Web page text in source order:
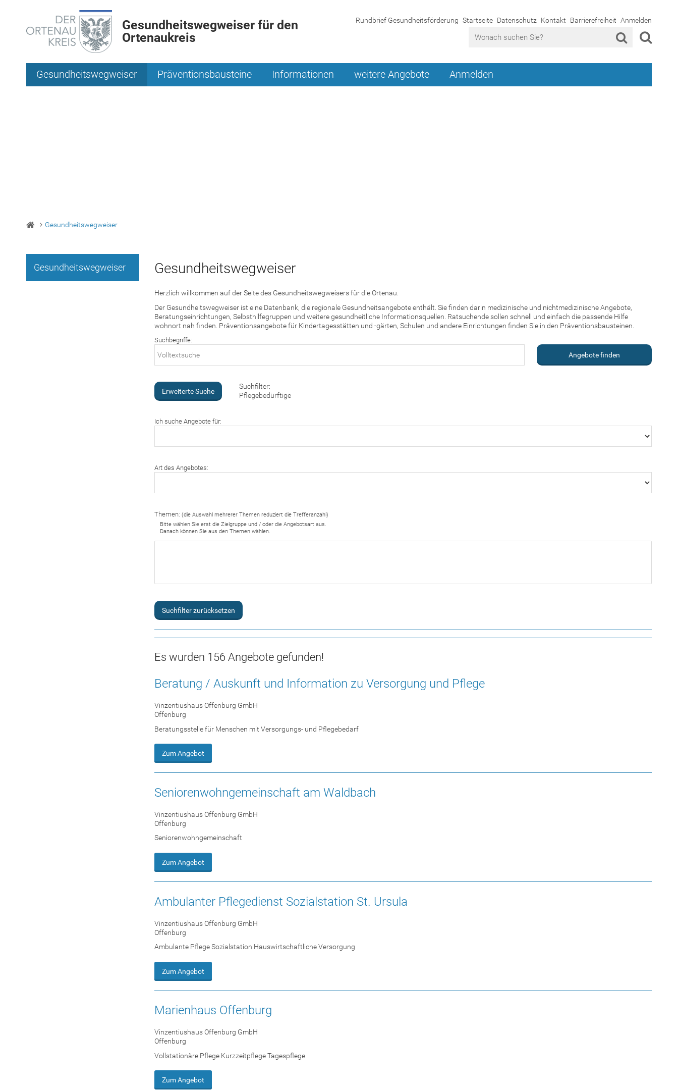
Gesundheitswegweiser für den
Ortenaukreis
Rundbrief Gesundheitsförderung Startseite Datenschutz Kontakt Barrierefreiheit Anmelden
Gesundheitswegweiser Präventionsbausteine Informationen weitere Angebote Anmelden
Gesundheitswegweiser
Gesundheitswegweiser Gesundheitswegweiser
Herzlich willkommen auf der Seite des Gesundheitswegweisers für die Ortenau.
Der Gesundheitswegweiser ist eine Datenbank, die regionale Gesundheitsangebote enthält. Sie finden darin medizinische und nichtmedizinische Angebote,
Beratungseinrichtungen, Selbsthilfegruppen und weitere gesundheitliche Informationsquellen. Ratsuchende sollen schnell und einfach die passende Hilfe
wohnort nah finden. Präventionsangebote für Kindertagesstätten und -gärten, Schulen und andere Einrichtungen finden Sie in den Präventionsbausteinen.
Suchbegriffe:
Erweiterte Suche
Suchfilter:
Pflegebedürftige
Ich suche Angebote für:
Art des Angebotes:
Themen: (die Auswahl mehrerer Themen reduziert die Trefferanzahl)
Bitte wählen Sie erst die Zielgruppe und / oder die Angebotsart aus.
Danach können Sie aus den Themen wählen.
Suchfilter zurücksetzen
Es wurden 156 Angebote gefunden!
Beratung / Auskunft und Information zu Versorgung und Pflege
Vinzentiushaus Offenburg GmbH
Offenburg
Beratungsstelle für Menschen mit Versorgungs- und Pflegebedarf
Zum Angebot
Seniorenwohngemeinschaft am Waldbach
Vinzentiushaus Offenburg GmbH
Offenburg
Seniorenwohngemeinschaft
Zum Angebot
Ambulanter Pflegedienst Sozialstation St. Ursula
Vinzentiushaus Offenburg GmbH
Offenburg
Ambulante Pflege Sozialstation Hauswirtschaftliche Versorgung
Zum Angebot
Marienhaus Offenburg
Vinzentiushaus Offenburg GmbH
Offenburg
Vollstationäre Pflege Kurzzeitpflege Tagespflege
Zum Angebot